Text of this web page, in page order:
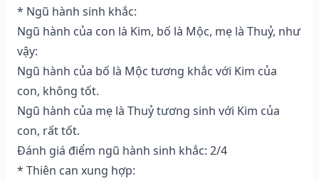
* Ngũ hành sinh khắc:
Ngũ hành của con là Kim, bố là Mộc, mẹ là Thuỷ, như
vậy:
Ngũ hành của bố là Mộc tương khắc với Kim của
con, không tốt.
Ngũ hành của mẹ là Thuỷ tương sinh với Kim của
con, rất tốt.
Đánh giá điểm ngũ hành sinh khắc: 2/4
* Thiên can xung hợp: